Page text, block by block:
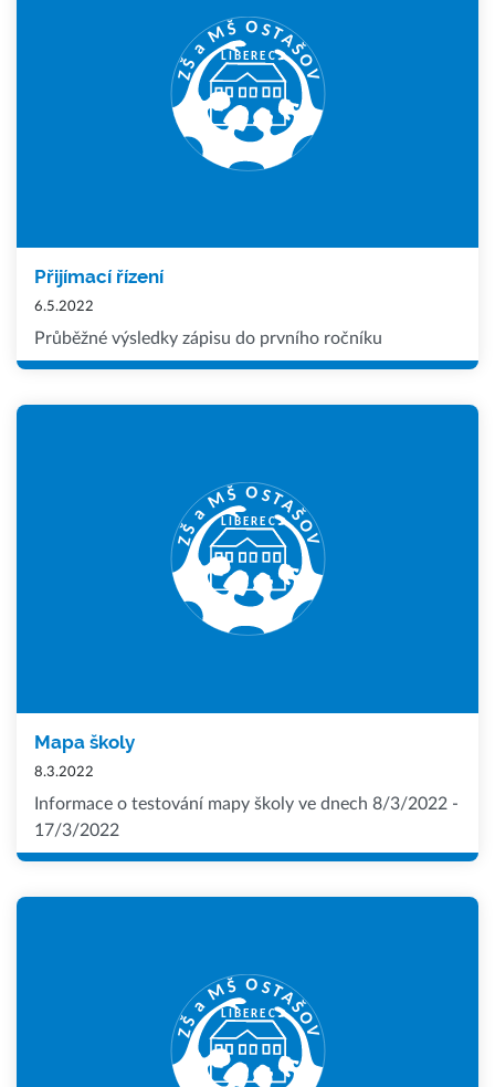
Přijímací řízení
6.5.2022
Průběžné výsledky zápisu do prvního ročníku
Mapa školy
8.3.2022
Informace o testování mapy školy ve dnech 8/3/2022 -
17/3/2022